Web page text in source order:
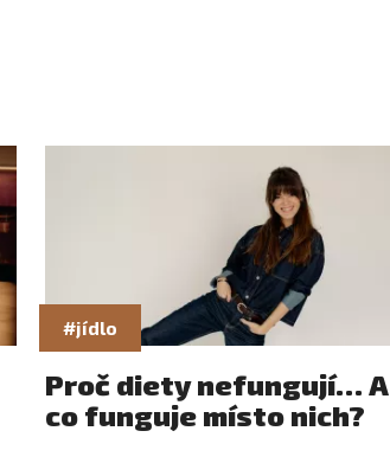
#jídlo
Proč diety nefungují… A
co funguje místo nich?